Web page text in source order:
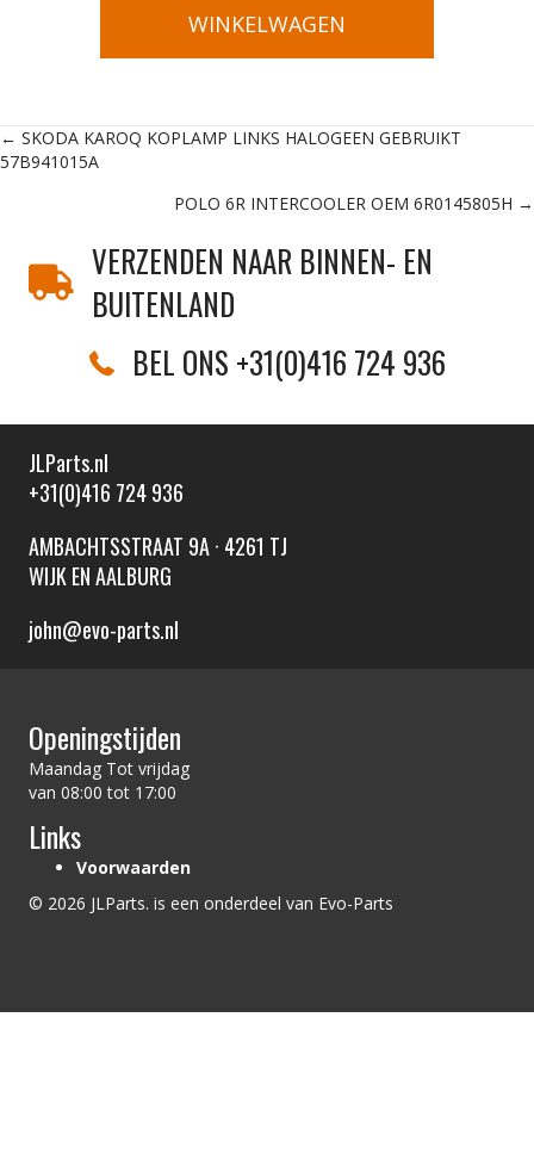
WINKELWAGEN
Posts
← SKODA KAROQ KOPLAMP LINKS HALOGEEN GEBRUIKT
57B941015A
POLO 6R INTERCOOLER OEM 6R0145805H →
VERZENDEN NAAR BINNEN- EN
BUITENLAND
BEL ONS +31(0)416 724 936
JLParts.nl
+31(0)416 724 936
AMBACHTSSTRAAT 9A · 4261 TJ
WIJK EN AALBURG
john@evo-parts.nl
Openingstijden
Maandag Tot vrijdag
van 08:00 tot 17:00
Links
Voorwaarden
© 2026 JLParts. is een onderdeel van Evo-Parts